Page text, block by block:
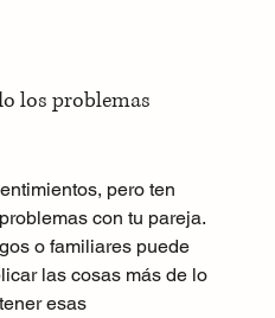
los problemas
pero ten
con tu pareja.
o familiares puede
las cosas más de lo
esas